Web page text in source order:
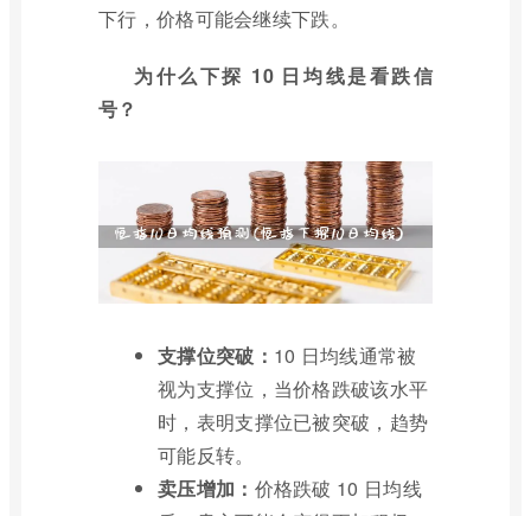
下行，价格可能会继续下跌。
为什么下探 10 日均线是看跌信
号？
支撑位突破： 10 日均线通常被
视为支撑位，当价格跌破该水平
时，表明支撑位已被突破，趋势
可能反转。
卖压增加： 价格跌破 10 日均线